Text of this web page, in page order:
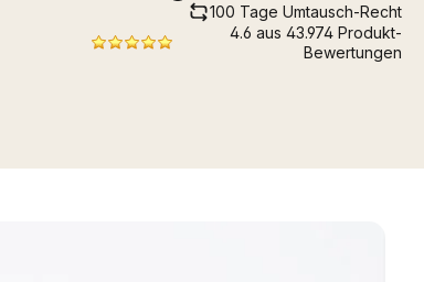
100 Tage Umtausch-Recht
4.6 aus 43.974 Produkt-
Bewertungen